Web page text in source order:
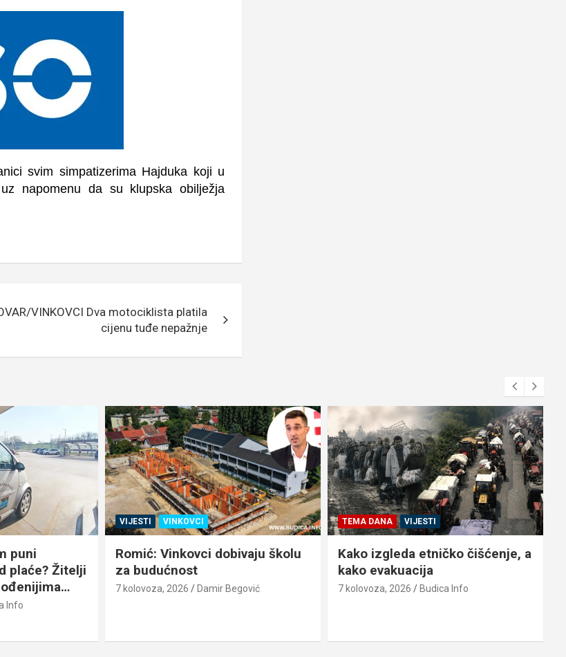
svim simpatizerima Hajduka koji u
napomenu da su klupska obilježja
VINKOVCI Dva motociklista platila
cijenu tuđe nepažnje
puni
plaće? Žitelji
Info
VIJESTI VINKOVCI
Romić: Vinkovci dobivaju školu
za budućnost
7 kolovoza, 2026 Damir Begović
TEMA DANA VIJESTI
Kako izgleda etničko čišćenje, a
kako evakuacija
7 kolovoza, 2026 Budica Info